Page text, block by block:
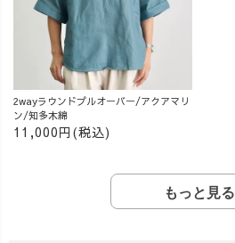
2wayラウンドプルオーバー/アクアマリ
ン/知多木綿
11,000円(税込)
もっと見る